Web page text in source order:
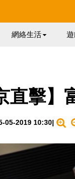
網絡生活
直擊
05-2019 10:30|